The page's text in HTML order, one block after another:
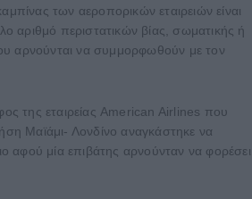
των αεροπορικών εταιρειών είναι
αριθμό περιστατικών βίας, σωματικής ή
αρνούνται να συμμορφωθούν με τον
της εταιρείας American Airlines που
Μαϊάμι- Λονδίνο αναγκάστηκε να
αφού μία επιβάτης αρνούνταν να φορέσει